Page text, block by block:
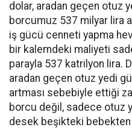
dolar, aradan geçen otuz
borcumuz 537 milyar lira
iş gücü cenneti yapma
bir kalemdeki maliyeti
parayla 537 katrilyon lira.
aradan geçen otuz yedi
artması sebebiyle ettiği
borcu değil, sadece otuz
desek beşikteki bebekten